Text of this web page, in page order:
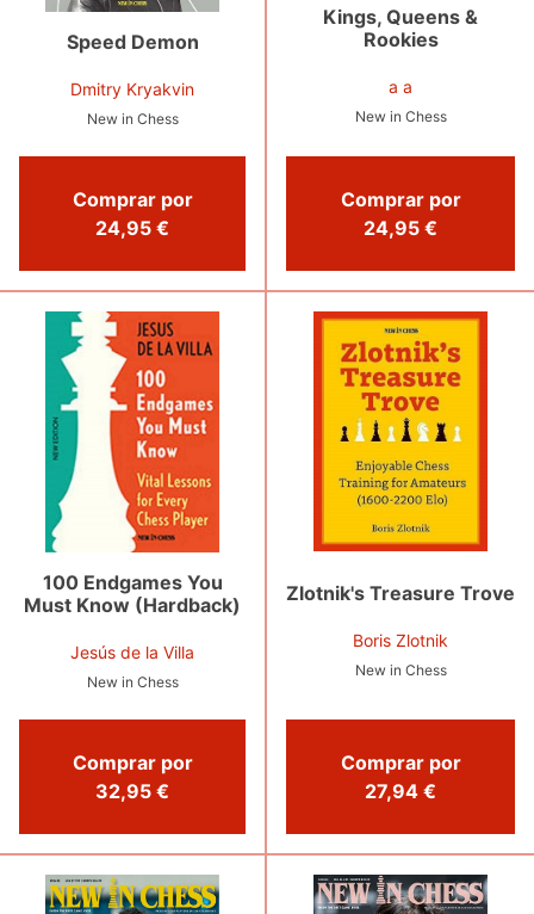
Speed Demon
Dmitry Kryakvin
New in Chess
Comprar por
24,95 €
Kings, Queens &
Rookies
a a
New in Chess
Comprar por
24,95 €
100 Endgames You
Must Know (Hardback)
Jesús de la Villa
New in Chess
Comprar por
32,95 €
Zlotnik's Treasure Trove
Boris Zlotnik
New in Chess
Comprar por
27,94 €